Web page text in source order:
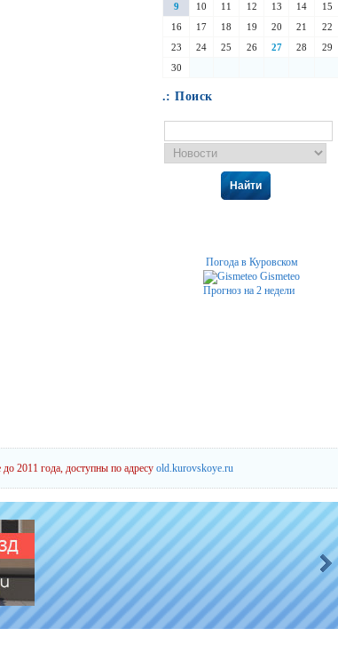
9
10 11 12 13 14
15
16
17 18 19 20 21
22
23
24 25 26 27 28
29
30
.: Поиск
Найти
Погода в Куровском
Gismeteo
Прогноз на 2 недели
2011 года, доступны по адресу old.kurovskoye.ru